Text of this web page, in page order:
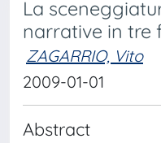
La
narrative in tre
ZAGARRIO, Vito
2009-01-01
Abstract